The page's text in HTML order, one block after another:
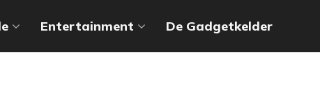
Entertainment De Gadgetkelder